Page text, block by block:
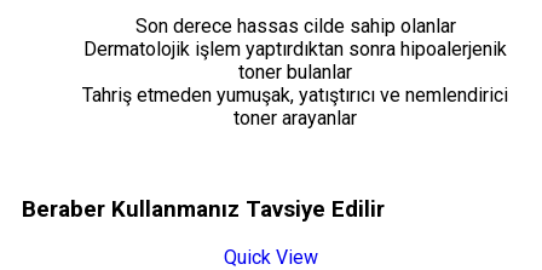
Son derece hassas cilde sahip olanlar
Dermatolojik işlem yaptırdıktan sonra hipoalerjenik
toner bulanlar
Tahriş etmeden yumuşak, yatıştırıcı ve nemlendirici
toner arayanlar
Beraber Kullanmanız Tavsiye Edilir
Quick View